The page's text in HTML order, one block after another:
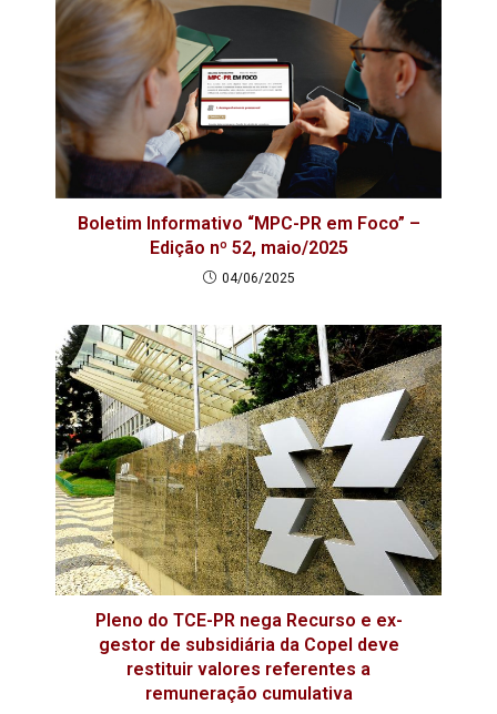
Boletim Informativo “MPC-PR em Foco” –
Edição nº 52, maio/2025
04/06/2025
Pleno do TCE-PR nega Recurso e ex-
gestor de subsidiária da Copel deve
restituir valores referentes a
remuneração cumulativa